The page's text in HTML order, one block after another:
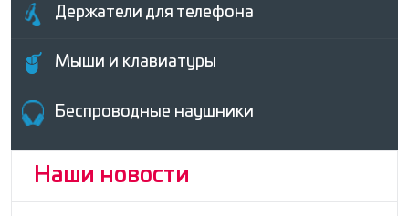
Держатели для телефона
Мыши и клавиатуры
Беcпроводные наушники
Наши новости